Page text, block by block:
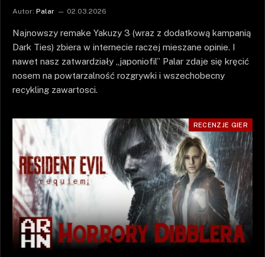
Autor: Palar 02.03.2026
Najnowszy remake Yakuzy 3 (wraz z dodatkową kampanią
Dark Ties) zbiera w internecie raczej mieszane opinie. I
nawet nasz zatwardziały „japoniofil” Palar zdaje się kręcić
nosem na powtarzalność rozgrywki i wszechobecny
recykling zawartosci.
RECENZJE GIER